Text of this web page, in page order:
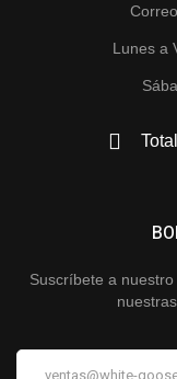
Lunes a
Suscríbete a